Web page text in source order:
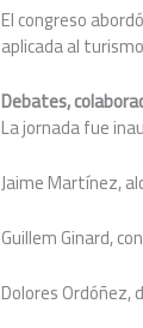
El congreso
aplicada al
Debates,
La jornada fue
Jaime Martínez,
Guillem Ginard,
Dolores Ordóñez,